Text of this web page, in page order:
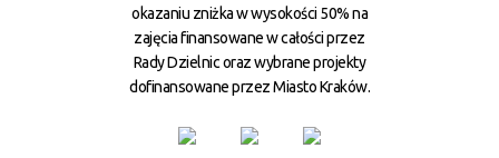
okazaniu zniżka w wysokości 50% na
zajęcia finansowane w całości przez
Rady Dzielnic oraz wybrane projekty
dofinansowane przez Miasto Kraków.